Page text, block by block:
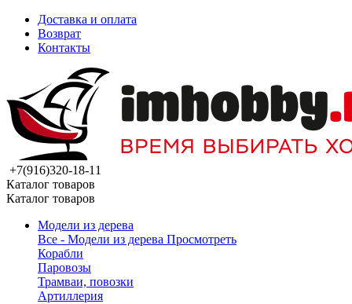
Доставка и оплата
Возврат
Контакты
+7(916)320-18-11
Каталог товаров
Каталог товаров
Модели из дерева
Все - Модели из дерева Просмотреть
Корабли
Паровозы
Трамваи, повозки
Артиллерия